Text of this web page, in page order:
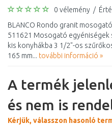
0 vélemény /
BLANCO Rondo granit
511621 Mosogató egyéniségek
kis konyhákba 3 1/2"-os
165 mm... további információ »
A termék
és nem is
Kérjük, válasszon hasonló